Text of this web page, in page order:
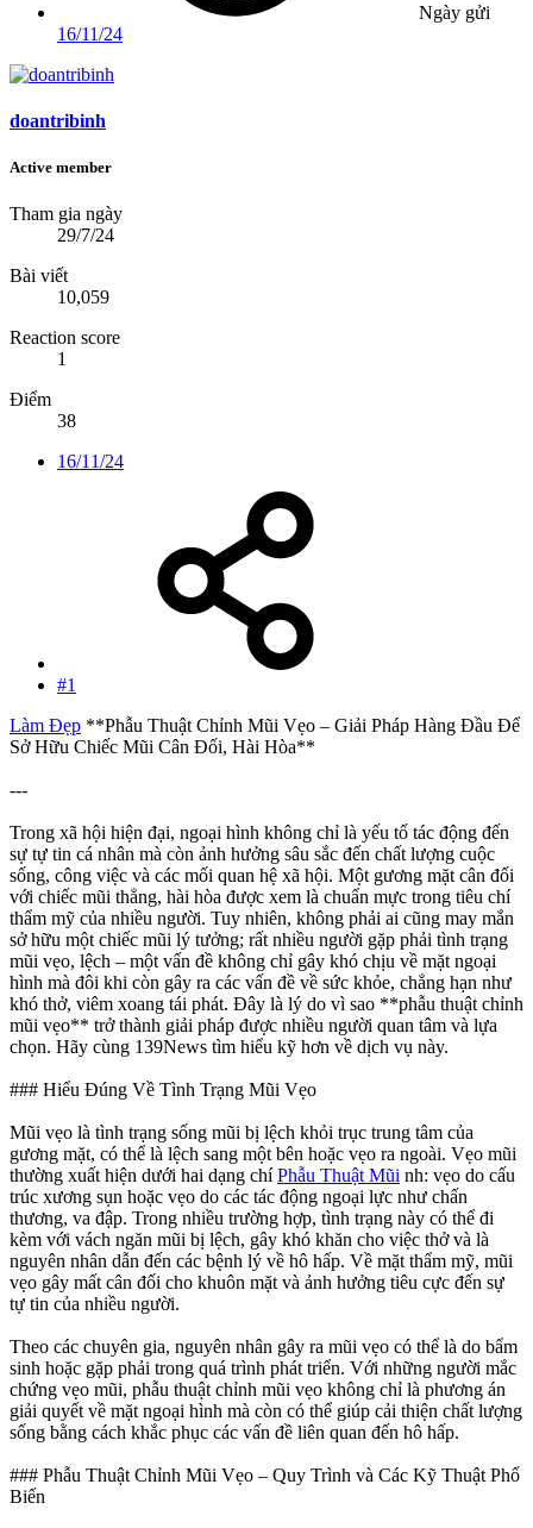
Ngày gửi
16/11/24
doantribinh
Active member
Tham gia ngày
29/7/24
Bài viết
10,059
Reaction score
1
Điểm
38
16/11/24
#1
Làm Đẹp **Phẫu Thuật Chỉnh Mũi Vẹo – Giải Pháp Hàng Đầu Để
Sở Hữu Chiếc Mũi Cân Đối, Hài Hòa**
---
Trong xã hội hiện đại, ngoại hình không chỉ là yếu tố tác động đến
sự tự tin cá nhân mà còn ảnh hưởng sâu sắc đến chất lượng cuộc
sống, công việc và các mối quan hệ xã hội. Một gương mặt cân đối
với chiếc mũi thẳng, hài hòa được xem là chuẩn mực trong tiêu chí
thẩm mỹ của nhiều người. Tuy nhiên, không phải ai cũng may mắn
sở hữu một chiếc mũi lý tưởng; rất nhiều người gặp phải tình trạng
mũi vẹo, lệch – một vấn đề không chỉ gây khó chịu về mặt ngoại
hình mà đôi khi còn gây ra các vấn đề về sức khỏe, chẳng hạn như
khó thở, viêm xoang tái phát. Đây là lý do vì sao **phẫu thuật chỉnh
mũi vẹo** trở thành giải pháp được nhiều người quan tâm và lựa
chọn. Hãy cùng 139News tìm hiểu kỹ hơn về dịch vụ này.
### Hiểu Đúng Về Tình Trạng Mũi Vẹo
Mũi vẹo là tình trạng sống mũi bị lệch khỏi trục trung tâm của
gương mặt, có thể là lệch sang một bên hoặc vẹo ra ngoài. Vẹo mũi
thường xuất hiện dưới hai dạng chíPhẫu Thuật Mũi nh: vẹo do cấu
trúc xương sụn hoặc vẹo do các tác động ngoại lực như chấn
thương, va đập. Trong nhiều trường hợp, tình trạng này có thể đi
kèm với vách ngăn mũi bị lệch, gây khó khăn cho việc thở và là
nguyên nhân dẫn đến các bệnh lý về hô hấp. Về mặt thẩm mỹ, mũi
vẹo gây mất cân đối cho khuôn mặt và ảnh hưởng tiêu cực đến sự
tự tin của nhiều người.
Theo các chuyên gia, nguyên nhân gây ra mũi vẹo có thể là do bẩm
sinh hoặc gặp phải trong quá trình phát triển. Với những người mắc
chứng vẹo mũi, phẫu thuật chỉnh mũi vẹo không chỉ là phương án
giải quyết về mặt ngoại hình mà còn có thể giúp cải thiện chất lượng
sống bằng cách khắc phục các vấn đề liên quan đến hô hấp.
### Phẫu Thuật Chỉnh Mũi Vẹo – Quy Trình và Các Kỹ Thuật Phổ
Biến